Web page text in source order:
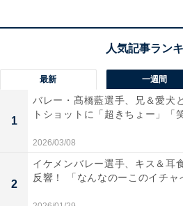
最新 一週間
1
バレー・髙橋藍選手、兄＆愛犬
トショットに「超きちょー」「
2026/03/08
2
イケメンバレー選手、キス＆耳
反響！ 「なんなのーこのイチャ